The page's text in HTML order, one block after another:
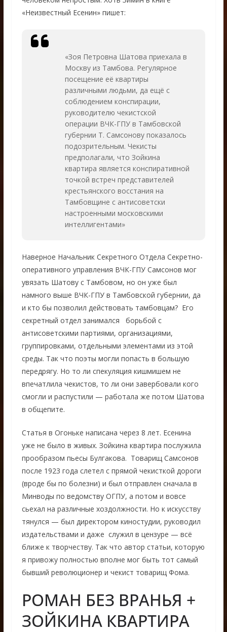
«Неизвестный Есенин» пишет:
«Зоя Петровна Шатова приехала в
Москву из Тамбова. Регулярное
посещение её квартиры
различными людьми, да ещё с
соблюдением конспирации,
руководителю чекистской
операции ВЧК-ГПУ в Тамбовской
губернии Т. Самсонову показалось
подозрительным. Чекисты
предполагали, что Зойкина
квартира является конспиративной
точкой встреч представителей
крестьянского восстания на
Тамбовщине с антисоветски
настроенными московскими
интеллигентами»
Наверное Начальник Секретного Отдела Секретно-
оперативного управления ВЧК-ГПУ Самсонов мог
увязать Шатову с Тамбовом, но он уже был
намного выше ВЧК-ГПУ в Тамбовской губернии, да
и кто бы позволил действовать тамбовцам? Его
секретный отдел занимался борьбой с
антисоветскими партиями, организациями,
группировками, отдельными элементами из этой
среды. Так что поэты могли попасть в большую
передрягу. Но то ли спекуляция кишмишем не
впечатлила чекистов, то ли они завербовали кого
смогли и распустили — работала же потом Шатова
в общепите.
Статья в Огоньке написана через 8 лет. Есенина
уже не было в живых. Зойкина квартира послужила
прообразом пьесы Булгакова. Товарищ Самсонов
после 1923 года слетел с прямой чекисткой дороги
(вроде бы по болезни) и был отправлен сначала в
Минводы по ведомству ОГПУ, а потом и вовсе
сьехал на различные хоздолжности. Но к искусству
тянулся — был директором киностудии, руководил
издательствами и даже служил в цензуре — всё
ближе к творчеству. Так что автор статьи, которую
я привожу полностью вполне мог быть тот самый
бывший революционер и чекист товарищ Фома.
РОМАН БЕЗ ВРАНЬЯ +
ЗОЙКИНА КВАРТИРА